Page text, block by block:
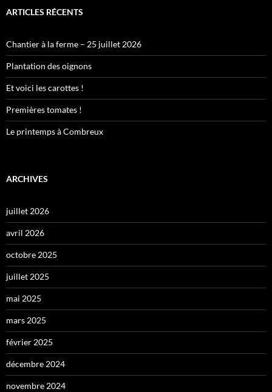
ARTICLES RÉCENTS
Chantier à la ferme – 25 juillet 2026
Plantation des oignons
Et voici les carottes !
Premières tomates !
Le printemps à Combreux
ARCHIVES
juillet 2026
avril 2026
octobre 2025
juillet 2025
mai 2025
mars 2025
février 2025
décembre 2024
novembre 2024